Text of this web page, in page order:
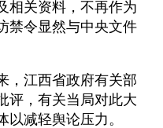
相关资料，不再作为
禁令显然与中央文件
，江西省政府有关部
评，有关当局对此大
减轻舆论压力。